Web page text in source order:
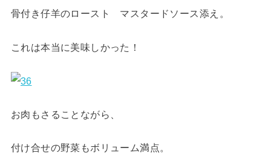
骨付き仔羊のロースト マスタードソース添え。
これは本当に美味しかった！
お肉もさることながら、
付け合せの野菜もボリューム満点。